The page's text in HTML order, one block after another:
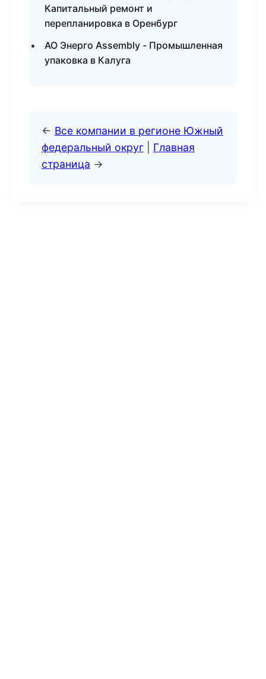
Капитальный ремонт и
перепланировка в Оренбург
АО Энерго Assembly - Промышленная
упаковка в Калуга
← Все компании в регионе Южный
федеральный округ
Главная
страница →